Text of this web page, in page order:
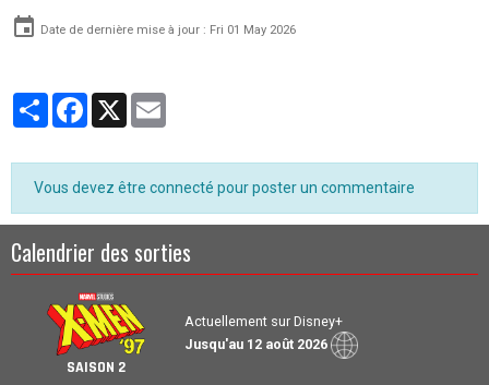
Date de dernière mise à jour : Fri 01 May 2026
PartagerFacebook
X
Vous devez être connecté pour poster un commentaire
Calendrier des sorties
SAISON 2
Actuellement sur Disney+
Jusqu'au 12 août 2026